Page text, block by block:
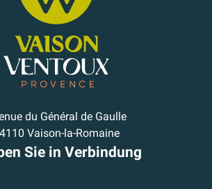
du Général de Gaulle
Vaison-la-Romaine
Sie in Verbindung